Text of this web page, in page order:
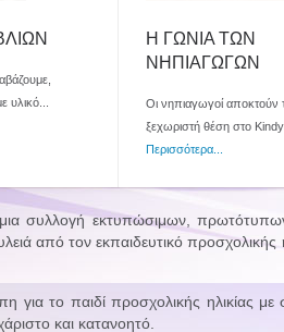
υλικό...
Η ΓΩΝΙΑ ΤΩΝ
ΝΗΠΙΑΓΩΓΩΝ
Οι νηπιαγωγοί αποκτούν
ξεχωριστή θέση στο
Περισσότερα...
συλλογή εκτυπώσιμων,
από τον εκπαιδευτικό
το παιδί προσχολικής ηλικίας με
και κατανοητό.